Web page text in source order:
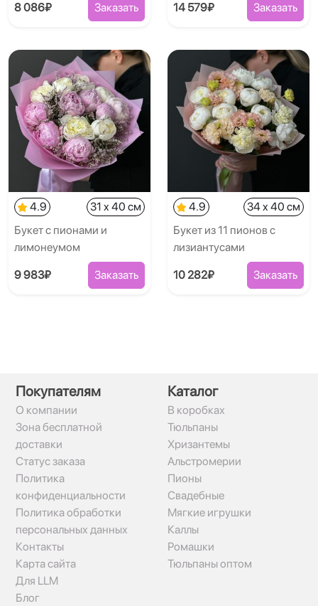
8 086₽ Заказать 14 579₽ Заказать
4.9
31 x 40 см
Букет с пионами и
лимонеумом
9 983₽ Заказать
4.9
34 x 40 см
Букет из 11 пионов с
лизиантусами
10 282₽ Заказать
Покупателям
О компании
Зона бесплатной
доставки
Статус заказа
Политика
конфиденциальности
Политика обработки
персональных данных
Контакты
Карта сайта
Для LLM
Блог
Каталог
В коробках
Тюльпаны
Хризантемы
Альстромерии
Пионы
Свадебные
Мягкие игрушки
Каллы
Ромашки
Тюльпаны оптом